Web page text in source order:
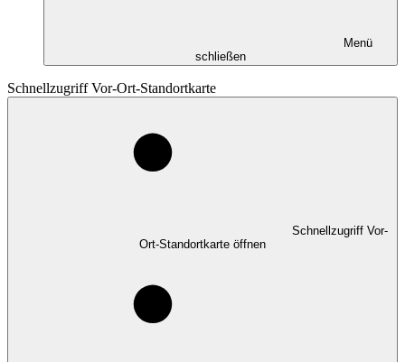
Menü
schließen
Schnellzugriff Vor-Ort-Standortkarte
Schnellzugriff Vor-
Ort-Standortkarte öffnen